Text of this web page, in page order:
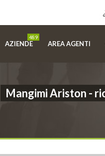
AZIENDE
489
AREA AGENTI
Mangimi Ariston -